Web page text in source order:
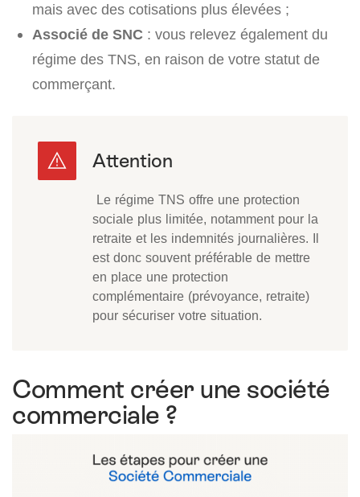
mais avec des cotisations plus élevées ;
Associé de SNC : vous relevez également du
régime des TNS, en raison de votre statut de
commerçant.
Le régime TNS offre une protection
sociale plus limitée, notamment pour la
retraite et les indemnités journalières. Il
est donc souvent préférable de mettre
en place une protection
complémentaire (prévoyance, retraite)
pour sécuriser votre situation.
Comment créer une société
commerciale ?